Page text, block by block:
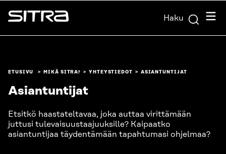
Siirry
suoraan
Sitra Haku
ETUSIVU MIKÄ SITRA? YHTEYSTIEDOT ASIANTUNTIJAT
Asiantuntijat
Etsitkö haastateltavaa, joka auttaa virittämään
juttusi tulevaisuustaajuuksille? Kaipaatko
asiantuntijaa täydentämään tapahtumasi ohjelmaa?